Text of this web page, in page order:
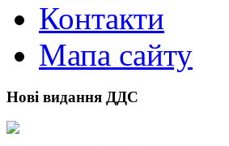
Контакти
Мапа сайту
Нові видання ДДС